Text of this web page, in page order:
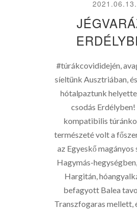
2021.06.13.
#túrákcovididején,
síeltünk Ausztriában,
hótalpaztunk helyette
csodás
kompatibilis
természeté volt a
az Egyeskő magányos
Hagymás-
Hargitán,
befagyott Balea
Transzfogaras mellett,